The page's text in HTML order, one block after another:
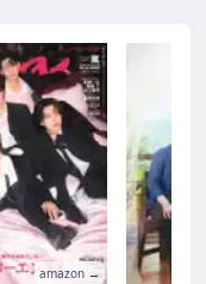
amazon →